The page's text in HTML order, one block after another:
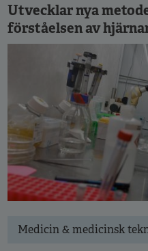
Utvecklar nya
förståelsen av
Medicin & medicinsk